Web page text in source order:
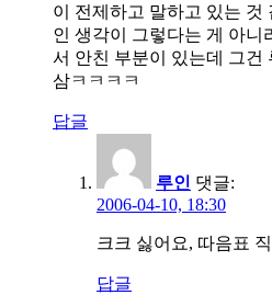
이 전제하고 말하고 있는 것
인 생각이 그렇다는 게 아니
서 안친 부분이 있는데 그건
삼ㅋㅋㅋㅋ
답글
루인 댓글:
2006-04-10, 18:30
크크 싫어요, 따음표
답글